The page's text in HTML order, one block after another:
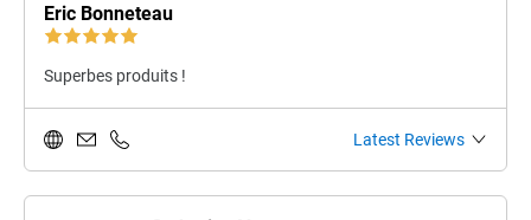
Eric Bonneteau
Superbes produits !
Latest Reviews